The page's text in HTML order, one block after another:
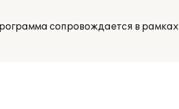
сопровождается в рамках